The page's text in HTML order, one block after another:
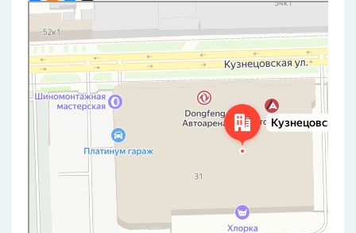
Санкт‑Петербург
Кузнецовская улица, 31 — Яндекс Карты